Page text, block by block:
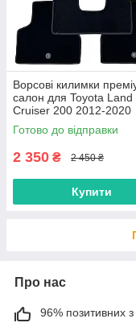
Ворсові килимки
салон для Toyota Land
Cruiser 200 2012-2020
рестайлінг / Тойота
Крузер 200 килимки
Готово до відправки
2 350 ₴ 2 450 ₴
Купити
Про нас
96% позитивних з